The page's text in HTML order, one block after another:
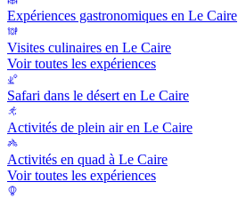
Expériences gastronomiques en Le Caire
Visites culinaires en Le Caire
Voir toutes les expériences
Safari dans le désert en Le Caire
Activités de plein air en Le Caire
Activités en quad à Le Caire
Voir toutes les expériences